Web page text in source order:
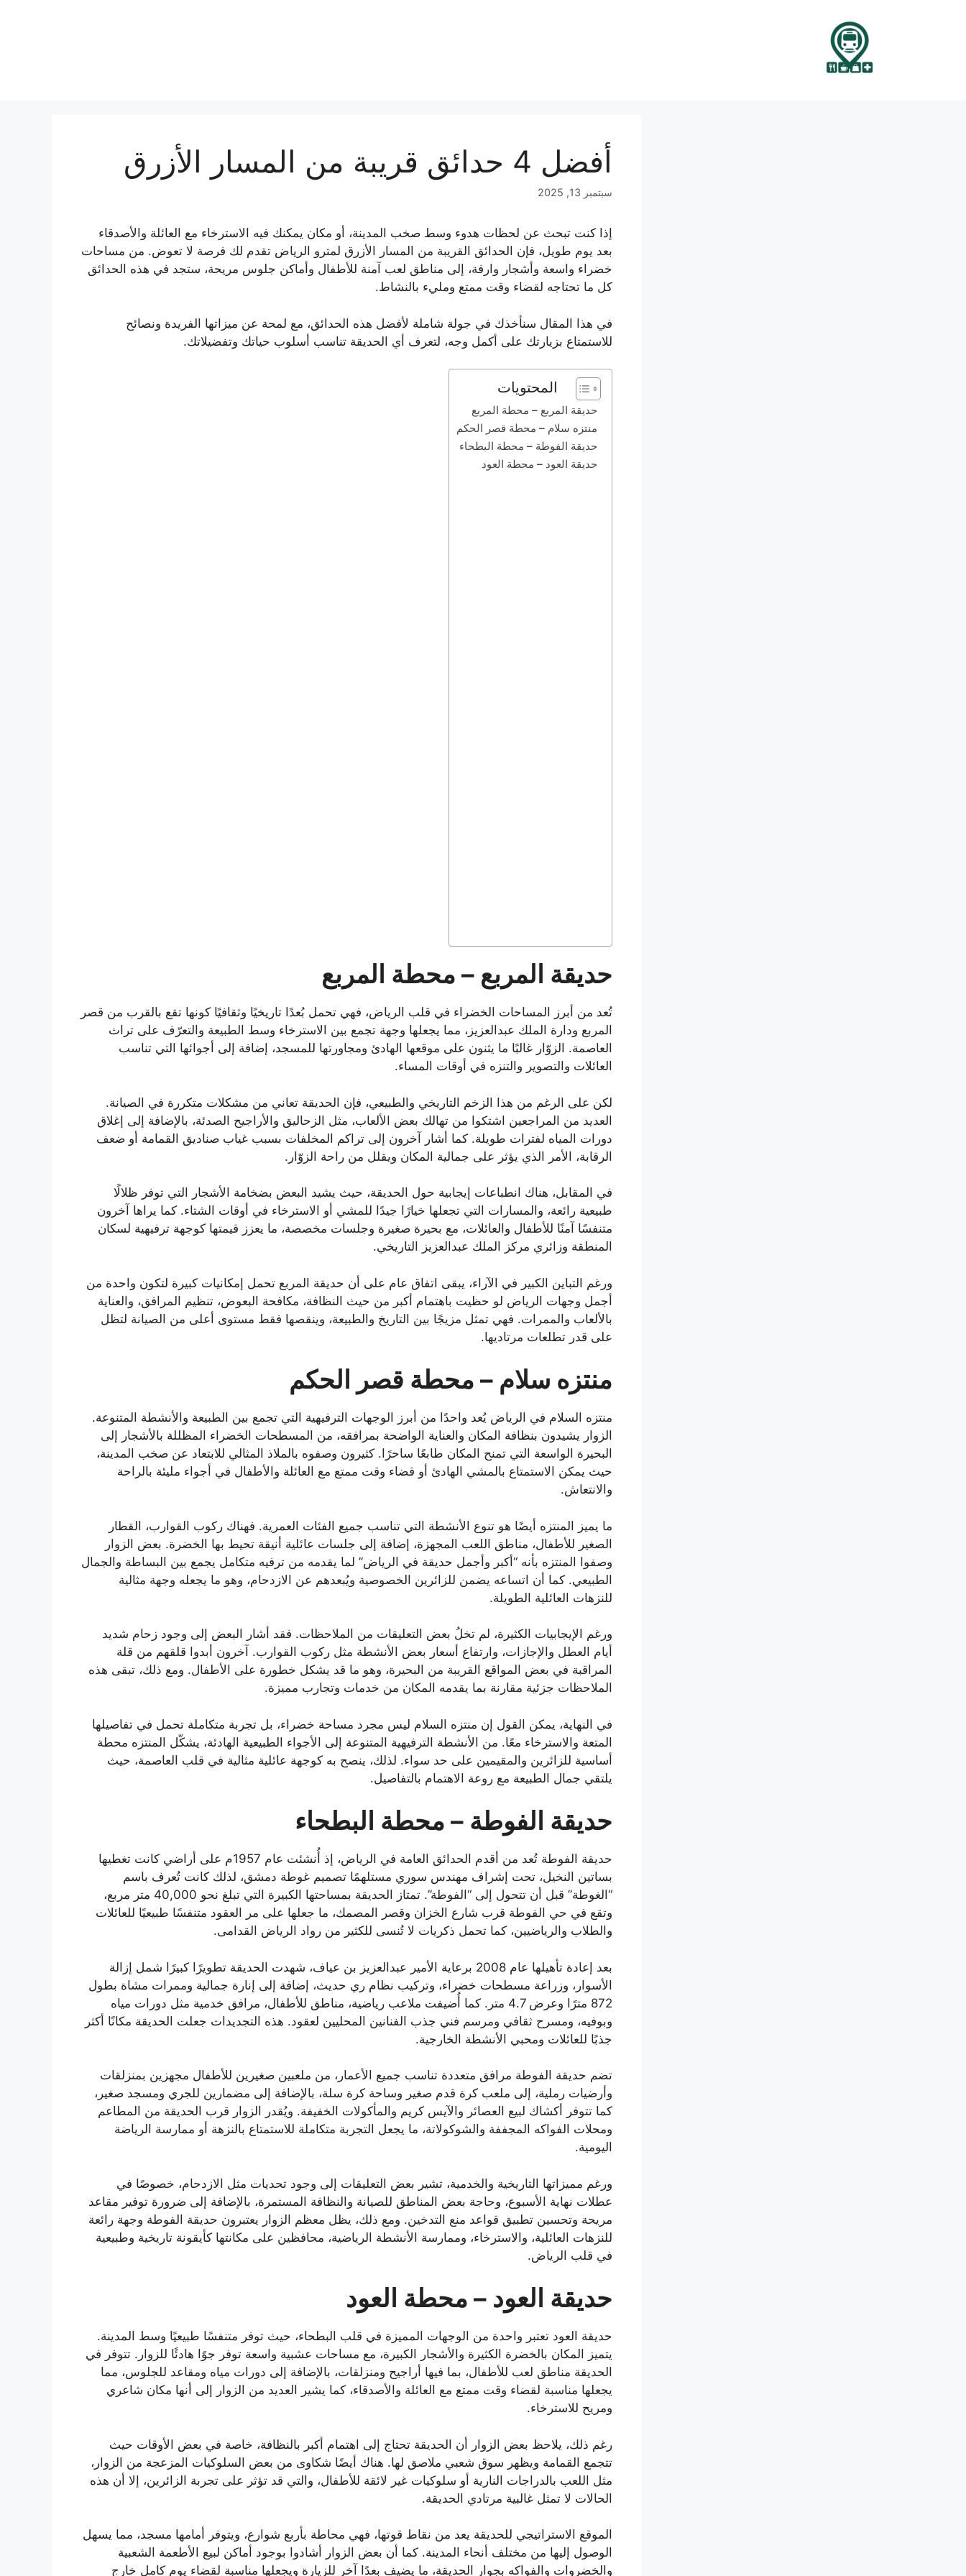
أفضل 4 حدائق قريبة من المسار الأزرق
سبتمبر 13, 2025
إذا كنت تبحث عن لحظات هدوء وسط صخب المدينة، أو مكان يمكنك فيه الاسترخاء مع العائلة والأصدقاء
بعد يوم طويل، فإن الحدائق القريبة من المسار الأزرق لمترو الرياض تقدم لك فرصة لا تعوض. من مساحات
خضراء واسعة وأشجار وارفة، إلى مناطق لعب آمنة للأطفال وأماكن جلوس مريحة، ستجد في هذه الحدائق
كل ما تحتاجه لقضاء وقت ممتع ومليء بالنشاط.
في هذا المقال سنأخذك في جولة شاملة لأفضل هذه الحدائق، مع لمحة عن ميزاتها الفريدة ونصائح
للاستمتاع بزيارتك على أكمل وجه، لتعرف أي الحديقة تناسب أسلوب حياتك وتفضيلاتك.
المحتويات
حديقة المربع – محطة المربع
منتزه سلام – محطة قصر الحكم
حديقة الفوطة – محطة البطحاء
حديقة العود – محطة العود
حديقة المربع – محطة المربع
تُعد من أبرز المساحات الخضراء في قلب الرياض، فهي تحمل بُعدًا تاريخيًا وثقافيًا كونها تقع بالقرب من قصر
المربع ودارة الملك عبدالعزيز، مما يجعلها وجهة تجمع بين الاسترخاء وسط الطبيعة والتعرّف على تراث
العاصمة. الزوّار غالبًا ما يثنون على موقعها الهادئ ومجاورتها للمسجد، إضافة إلى أجوائها التي تناسب
العائلات والتصوير والتنزه في أوقات المساء.
لكن على الرغم من هذا الزخم التاريخي والطبيعي، فإن الحديقة تعاني من مشكلات متكررة في الصيانة.
العديد من المراجعين اشتكوا من تهالك بعض الألعاب، مثل الزحاليق والأراجيح الصدئة، بالإضافة إلى إغلاق
دورات المياه لفترات طويلة. كما أشار آخرون إلى تراكم المخلفات بسبب غياب صناديق القمامة أو ضعف
الرقابة، الأمر الذي يؤثر على جمالية المكان ويقلل من راحة الزوّار.
في المقابل، هناك انطباعات إيجابية حول الحديقة، حيث يشيد البعض بضخامة الأشجار التي توفر ظلالًا
طبيعية رائعة، والمسارات التي تجعلها خيارًا جيدًا للمشي أو الاسترخاء في أوقات الشتاء. كما يراها آخرون
متنفسًا آمنًا للأطفال والعائلات، مع بحيرة صغيرة وجلسات مخصصة، ما يعزز قيمتها كوجهة ترفيهية لسكان
المنطقة وزائري مركز الملك عبدالعزيز التاريخي.
ورغم التباين الكبير في الآراء، يبقى اتفاق عام على أن حديقة المربع تحمل إمكانيات كبيرة لتكون واحدة من
أجمل وجهات الرياض لو حظيت باهتمام أكبر من حيث النظافة، مكافحة البعوض، تنظيم المرافق، والعناية
بالألعاب والممرات. فهي تمثل مزيجًا بين التاريخ والطبيعة، وينقصها فقط مستوى أعلى من الصيانة لتظل
على قدر تطلعات مرتاديها.
منتزه سلام – محطة قصر الحكم
منتزه السلام في الرياض يُعد واحدًا من أبرز الوجهات الترفيهية التي تجمع بين الطبيعة والأنشطة المتنوعة.
الزوار يشيدون بنظافة المكان والعناية الواضحة بمرافقه، من المسطحات الخضراء المظللة بالأشجار إلى
البحيرة الواسعة التي تمنح المكان طابعًا ساحرًا. كثيرون وصفوه بالملاذ المثالي للابتعاد عن صخب المدينة،
حيث يمكن الاستمتاع بالمشي الهادئ أو قضاء وقت ممتع مع العائلة والأطفال في أجواء مليئة بالراحة
والانتعاش.
ما يميز المنتزه أيضًا هو تنوع الأنشطة التي تناسب جميع الفئات العمرية. فهناك ركوب القوارب، القطار
الصغير للأطفال، مناطق اللعب المجهزة، إضافة إلى جلسات عائلية أنيقة تحيط بها الخضرة. بعض الزوار
وصفوا المنتزه بأنه “أكبر وأجمل حديقة في الرياض” لما يقدمه من ترفيه متكامل يجمع بين البساطة والجمال
الطبيعي. كما أن اتساعه يضمن للزائرين الخصوصية ويُبعدهم عن الازدحام، وهو ما يجعله وجهة مثالية
للنزهات العائلية الطويلة.
ورغم الإيجابيات الكثيرة، لم تخلُ بعض التعليقات من الملاحظات. فقد أشار البعض إلى وجود زحام شديد
أيام العطل والإجازات، وارتفاع أسعار بعض الأنشطة مثل ركوب القوارب. آخرون أبدوا قلقهم من قلة
المراقبة في بعض المواقع القريبة من البحيرة، وهو ما قد يشكل خطورة على الأطفال. ومع ذلك، تبقى هذه
الملاحظات جزئية مقارنة بما يقدمه المكان من خدمات وتجارب مميزة.
في النهاية، يمكن القول إن منتزه السلام ليس مجرد مساحة خضراء، بل تجربة متكاملة تحمل في تفاصيلها
المتعة والاسترخاء معًا. من الأنشطة الترفيهية المتنوعة إلى الأجواء الطبيعية الهادئة، يشكّل المنتزه محطة
أساسية للزائرين والمقيمين على حد سواء. لذلك، ينصح به كوجهة عائلية مثالية في قلب العاصمة، حيث
يلتقي جمال الطبيعة مع روعة الاهتمام بالتفاصيل.
حديقة الفوطة – محطة البطحاء
حديقة الفوطة تُعد من أقدم الحدائق العامة في الرياض، إذ أُنشئت عام 1957م على أراضي كانت تغطيها
بساتين النخيل، تحت إشراف مهندس سوري مستلهمًا تصميم غوطة دمشق، لذلك كانت تُعرف باسم
“الغوطة” قبل أن تتحول إلى “الفوطة”. تمتاز الحديقة بمساحتها الكبيرة التي تبلغ نحو 40,000 متر مربع،
وتقع في حي الفوطة قرب شارع الخزان وقصر المصمك، ما جعلها على مر العقود متنفسًا طبيعيًا للعائلات
والطلاب والرياضيين، كما تحمل ذكريات لا تُنسى للكثير من رواد الرياض القدامى.
بعد إعادة تأهيلها عام 2008 برعاية الأمير عبدالعزيز بن عياف، شهدت الحديقة تطويرًا كبيرًا شمل إزالة
الأسوار، وزراعة مسطحات خضراء، وتركيب نظام ري حديث، إضافة إلى إنارة جمالية وممرات مشاة بطول
872 مترًا وعرض 4.7 متر. كما أُضيفت ملاعب رياضية، مناطق للأطفال، مرافق خدمية مثل دورات مياه
وبوفيه، ومسرح ثقافي ومرسم فني جذب الفنانين المحليين لعقود. هذه التجديدات جعلت الحديقة مكانًا أكثر
جذبًا للعائلات ومحبي الأنشطة الخارجية.
تضم حديقة الفوطة مرافق متعددة تناسب جميع الأعمار، من ملعبين صغيرين للأطفال مجهزين بمنزلقات
وأرضيات رملية، إلى ملعب كرة قدم صغير وساحة كرة سلة، بالإضافة إلى مضمارين للجري ومسجد صغير،
كما تتوفر أكشاك لبيع العصائر والآيس كريم والمأكولات الخفيفة. ويُقدر الزوار قرب الحديقة من المطاعم
ومحلات الفواكه المجففة والشوكولاتة، ما يجعل التجربة متكاملة للاستمتاع بالنزهة أو ممارسة الرياضة
اليومية.
ورغم مميزاتها التاريخية والخدمية، تشير بعض التعليقات إلى وجود تحديات مثل الازدحام، خصوصًا في
عطلات نهاية الأسبوع، وحاجة بعض المناطق للصيانة والنظافة المستمرة، بالإضافة إلى ضرورة توفير مقاعد
مريحة وتحسين تطبيق قواعد منع التدخين. ومع ذلك، يظل معظم الزوار يعتبرون حديقة الفوطة وجهة رائعة
للنزهات العائلية، والاسترخاء، وممارسة الأنشطة الرياضية، محافظين على مكانتها كأيقونة تاريخية وطبيعية
في قلب الرياض.
حديقة العود – محطة العود
حديقة العود تعتبر واحدة من الوجهات المميزة في قلب البطحاء، حيث توفر متنفسًا طبيعيًا وسط المدينة.
يتميز المكان بالخضرة الكثيرة والأشجار الكبيرة، مع مساحات عشبية واسعة توفر جوًا هادئًا للزوار. تتوفر في
الحديقة مناطق لعب للأطفال، بما فيها أراجيح ومنزلقات، بالإضافة إلى دورات مياه ومقاعد للجلوس، مما
يجعلها مناسبة لقضاء وقت ممتع مع العائلة والأصدقاء، كما يشير العديد من الزوار إلى أنها مكان شاعري
ومريح للاسترخاء.
رغم ذلك، يلاحظ بعض الزوار أن الحديقة تحتاج إلى اهتمام أكبر بالنظافة، خاصة في بعض الأوقات حيث
تتجمع القمامة ويظهر سوق شعبي ملاصق لها. هناك أيضًا شكاوى من بعض السلوكيات المزعجة من الزوار،
مثل اللعب بالدراجات النارية أو سلوكيات غير لائقة للأطفال، والتي قد تؤثر على تجربة الزائرين، إلا أن هذه
الحالات لا تمثل غالبية مرتادي الحديقة.
الموقع الاستراتيجي للحديقة يعد من نقاط قوتها، فهي محاطة بأربع شوارع، ويتوفر أمامها مسجد، مما يسهل
الوصول إليها من مختلف أنحاء المدينة. كما أن بعض الزوار أشادوا بوجود أماكن لبيع الأطعمة الشعبية
والخضروات والفواكه بجوار الحديقة، ما يضيف بعدًا آخر للزيارة ويجعلها مناسبة لقضاء يوم كامل خارج